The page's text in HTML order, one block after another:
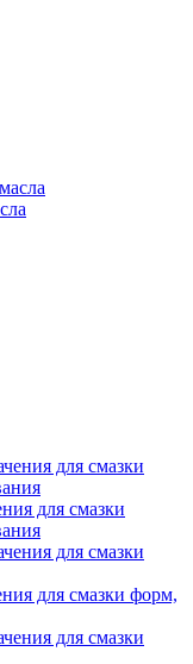
для смазки
для смазки форм,